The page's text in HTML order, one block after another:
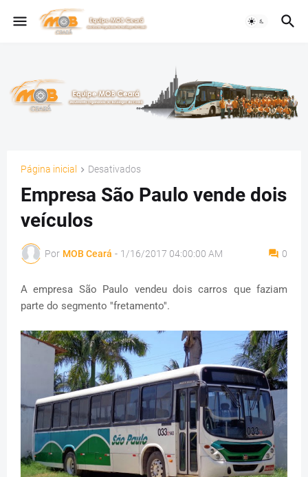
Página inicial Desativados
Empresa São Paulo vende dois
veículos
Por MOB Ceará - 1/16/2017 04:00:00 AM 0
A empresa São Paulo vendeu dois carros que faziam
parte do segmento ''fretamento''.